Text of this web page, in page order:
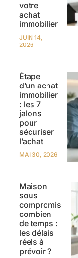
votre
achat
immobilier
JUIN 14,
2026
Étape
d’un achat
immobilier
: les 7
jalons
pour
sécuriser
l’achat
MAI 30, 2026
Maison
sous
compromis
combien
de temps :
les délais
réels à
prévoir ?